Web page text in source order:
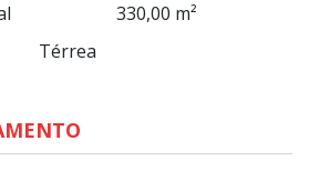
330,00 m²
Térrea